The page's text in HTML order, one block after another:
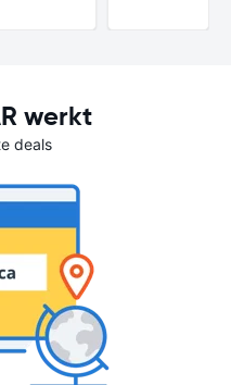
werkt
deals